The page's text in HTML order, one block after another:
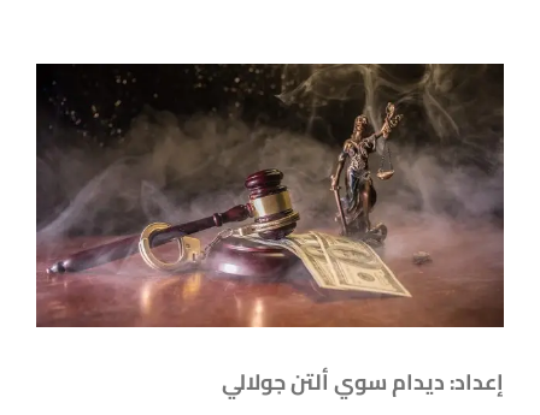
Larger
Image
إعداد: ديدام سوي ألتن جولالي